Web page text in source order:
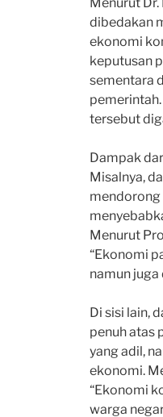
dibedakan
ekonomi
keputusan
sementara
tersebut
Dampak
Misalnya,
mendorong
Menurut
“Ekonomi
namun
Di sisi lain,
penuh atas
yang adil,
ekonomi.
“Ekonomi
warga